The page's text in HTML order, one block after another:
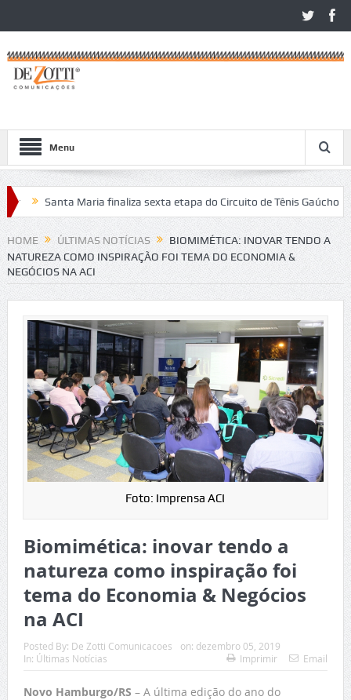
Menu
Santa Maria finaliza sexta etapa do Circuito de Tênis Gaúcho
São Léo Open 2026
HOME ÚLTIMAS NOTÍCIAS
BIOMIMÉTICA: INOVAR TENDO A
NATUREZA COMO INSPIRAÇÃO FOI TEMA DO ECONOMIA &
NEGÓCIOS NA ACI
Foto: Imprensa ACI
Biomimética: inovar tendo a
natureza como inspiração foi
tema do Economia & Negócios
na ACI
Posted By: De Zotti Comunicacoes on: dezembro 05, 2019
In: Últimas Notícias Imprimir Email
Novo Hamburgo/RS – A última edição do ano do